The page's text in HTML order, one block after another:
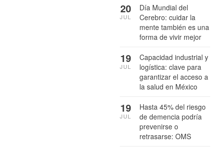
Día Mundial del
Cerebro: cuidar la
mente también es una
forma de vivir mejor
20
JUL
Capacidad industrial y
logística: clave para
garantizar el acceso a
la salud en México
19
JUL
Hasta 45% del riesgo
de demencia podría
prevenirse o
retrasarse: OMS
19
JUL